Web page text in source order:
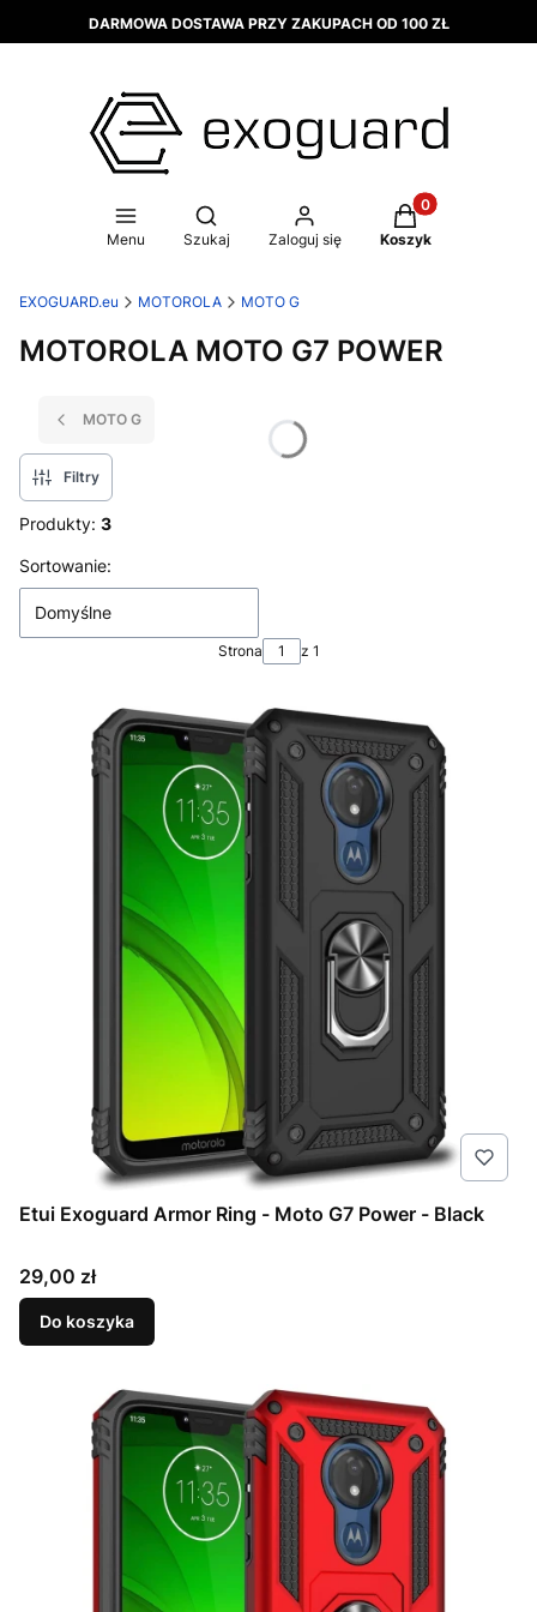
DARMOWA DOSTAWA PRZY ZAKUPACH OD 100 ZŁ
Menu
Otwórz wyszukiwarkę
Szukaj Zaloguj się
Produkty w
Koszyk
EXOGUARD.eu MOTOROLA MOTO G
MOTOROLA MOTO G7 POWER
MOTO G
Filtry
Produkty: 3
Lista produktów
Sortowanie:
Domyślne
Strona z 1
Etui Exoguard Armor Ring - Moto G7 Power - Black
Cena
29,00 zł
Do koszyka